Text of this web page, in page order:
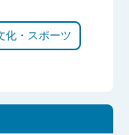
化・スポーツ